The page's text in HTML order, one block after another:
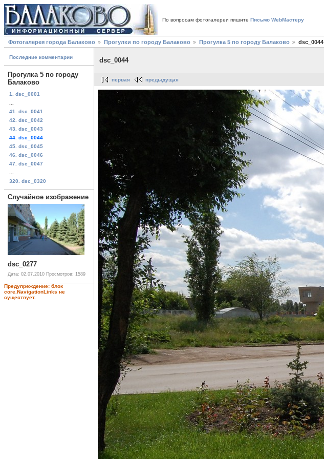
По вопросам фотогалереи пишите Письмо WebМастеру
Фотогалерея города Балаково Прогулки по городу Балаково Прогулка 5 по городу Балаково dsc_0044
Последние комментарии
Прогулка 5 по городу
Балаково
1. dsc_0001
41. dsc_0041
42. dsc_0042
43. dsc_0043
44. dsc_0044
45. dsc_0045
46. dsc_0046
47. dsc_0047
320. dsc_0320
Случайное изображение
dsc_0277
Дата: 02.07.2010 Просмотров: 1589
Предупреждение: блок
core.NavigationLinks не
существует.
dsc_0044
первая предыдущая